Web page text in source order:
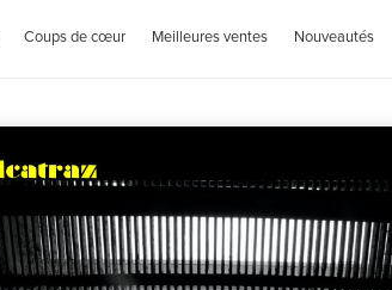
Coups de cœur Meilleures ventes Nouveautés